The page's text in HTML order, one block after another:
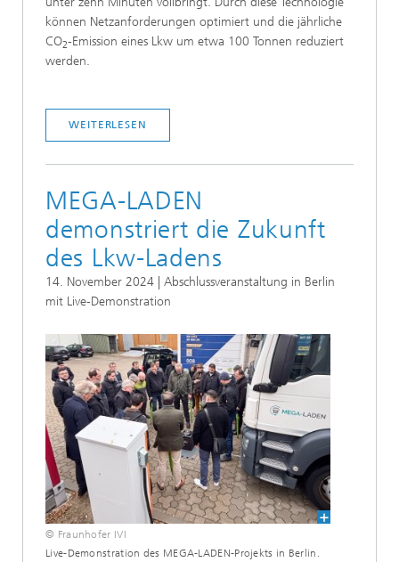
können Netzanforderungen optimiert und die jährliche
CO2-Emission eines Lkw um etwa 100 Tonnen reduziert
werden.
WEITERLESEN
MEGA-LADEN
demonstriert die Zukunft
des Lkw-Ladens
14. November 2024 | Abschlussveranstaltung in Berlin
mit Live-Demonstration
© Fraunhofer IVI
Live-Demonstration des MEGA-LADEN-Projekts in Berlin.